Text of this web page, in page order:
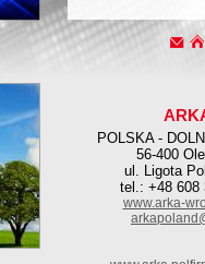
POLSKA -
56-400
ul. Ligota
tel.: +48 608
www.arka-